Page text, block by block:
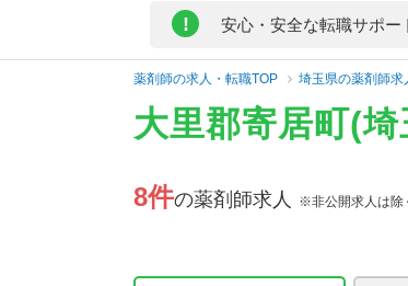
! 安心・安全な転職サポー
薬剤師の求人・転職TOP 埼玉県の薬剤師求
大里郡寄居町(
8件の薬剤師求人 ※非公開求人は除